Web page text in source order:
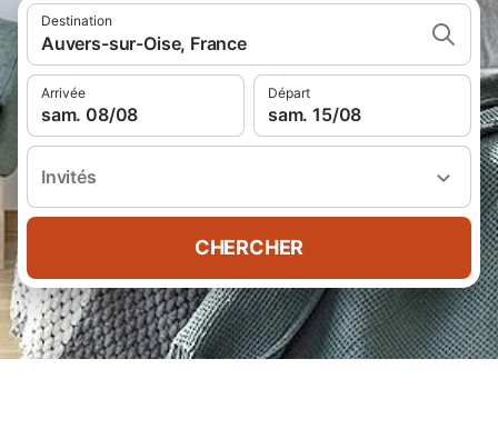
Destination
Auvers-sur-Oise, France
Arrivée
sam. 08/08
Départ
sam. 15/08
Invités
CHERCHER